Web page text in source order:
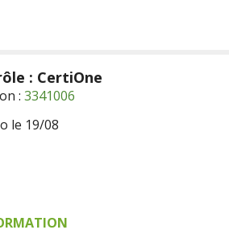
: CertiOne
: 3341006
le 19/08